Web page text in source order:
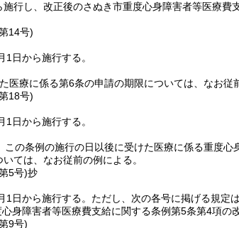
施行し、改正後のさぬき市重度心身障害者等医療
14号)
日から施行する。
医療に係る第6条の申請の期限については、なお従
18号)
日から施行する。
この条例の施行の日以後に受けた医療に係る重度
ては、なお従前の例による。
5号)抄
日から施行する。 ただし、次の各号に掲げる規定
身障害者等医療費支給に関する条例第5条第4項
9号)